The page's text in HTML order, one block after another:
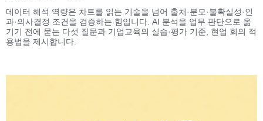
데이터 해석 역량은 차트를 읽는 기술을 넘어 출처·분모·불확실성·인
과·의사결정 조건을 검증하는 힘입니다. AI 분석을 업무 판단으로 옮
기기 전에 묻는 다섯 질문과 기업교육의 실습·평가 기준, 현업 회의 적
용법을 제시합니다.